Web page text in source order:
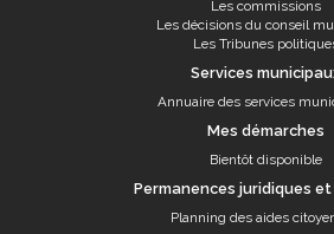
Les commissions
Les décisions du conseil
Les Tribunes
Services
Annuaire des services
Mes démarches
Bientôt disponible
Permanences juridiques
Planning des aides